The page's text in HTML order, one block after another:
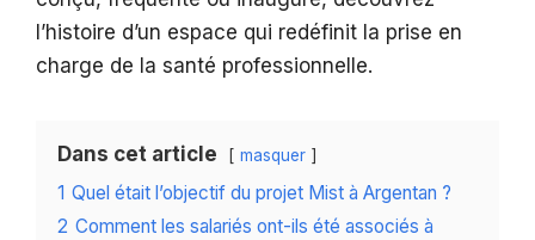
l’histoire d’un espace qui redéfinit la prise en
charge de la santé professionnelle.
Dans cet article masquer
1 Quel était l’objectif du projet Mist à Argentan ?
2 Comment les salariés ont-ils été associés à